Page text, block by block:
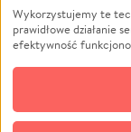
Pomoc
Projekty
Pogrzeb
Społeczność
Kultura
Wykorzystujemy te
prawidłowe działanie
efektywność
technologii do celów
zgodę na ich